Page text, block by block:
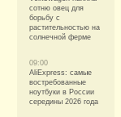
сотню овец для
борьбу с
растительностью на
солнечной ферме
09:00
AliExpress: самые
востребованные
ноутбуки в России
середины 2026 года